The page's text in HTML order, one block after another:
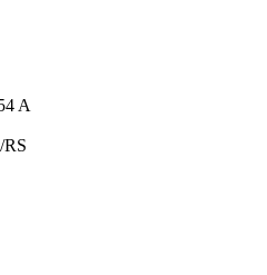
A
RS